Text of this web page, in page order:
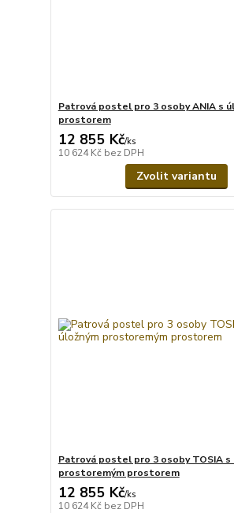
Patrová postel pro 3 osoby ANIA s
prostorem
12 855 Kč/ks
10 624 Kč bez DPH
Zvolit variantu
Patrová postel pro 3 osoby TOSIA s
prostoremým prostorem
12 855 Kč/ks
10 624 Kč bez DPH